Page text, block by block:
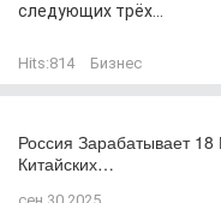
следующих трёх...
Hits:814 Бизнес
Россия Зарабатывает
Китайских…